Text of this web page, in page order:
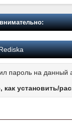
пароль на данный
как установить/